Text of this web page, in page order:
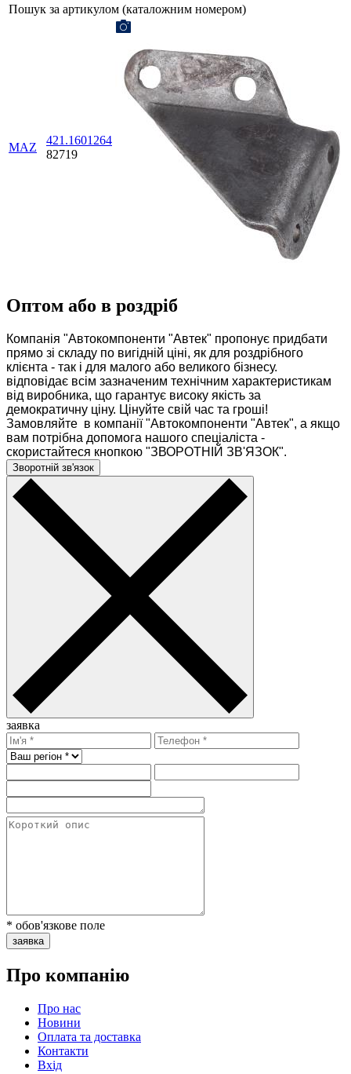
Пошук за артикулом (каталожним номером)
MAZ
421.1601264
82719
Оптом або в роздріб
Компанія "Автокомпоненти "Автек" пропонує придбати
прямо зі складу по вигідній ціні, як для роздрібного
клієнта - так і для малого або великого бізнесу.
відповідає всім зазначеним технічним характеристикам
від виробника, що гарантує високу якість за
демократичну ціну. Цінуйте свій час та гроші!
Замовляйте в компанії "Автокомпоненти "Автек", а якщо
вам потрібна допомога нашого спеціаліста -
скористайтеся кнопкою "ЗВОРОТНІЙ ЗВ'ЯЗОК".
Зворотній зв'язок
заявка
* обов'язкове поле
заявка
Про компанію
Про нас
Новини
Оплата та доставка
Контакти
Вхiд